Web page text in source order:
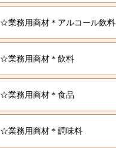
☆業務用商材＊アルコール飲料
☆業務用商材＊飲料
☆業務用商材＊食品
☆業務用商材＊調味料